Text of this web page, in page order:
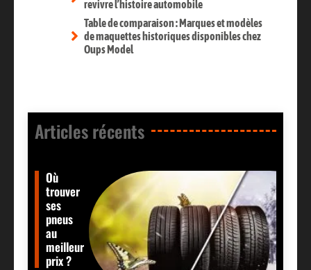
revivre l’histoire automobile
Table de comparaison : Marques et modèles
de maquettes historiques disponibles chez
Oups Model
Articles récents​
Où
trouver
ses
pneus
au
meilleur
prix ?